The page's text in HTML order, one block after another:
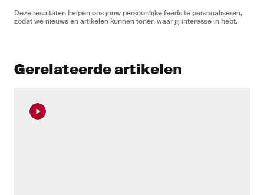
Deze resultaten helpen ons jouw persoonlijke feeds te personaliseren,
zodat we nieuws en artikelen kunnen tonen waar jij interesse in hebt.
Gerelateerde artikelen